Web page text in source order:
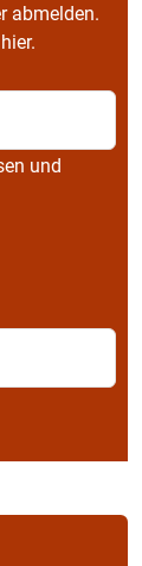
abmelden.
hier.
und